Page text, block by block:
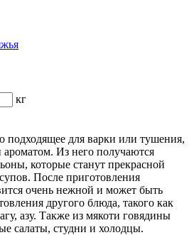
кг
подходящее для варки или тушения,
Из него получаются
которые станут прекрасной
После приготовления
очень нежной и может быть
другого блюда, такого как
азу. Также из мякоти говядины
салаты, студни и холодцы.